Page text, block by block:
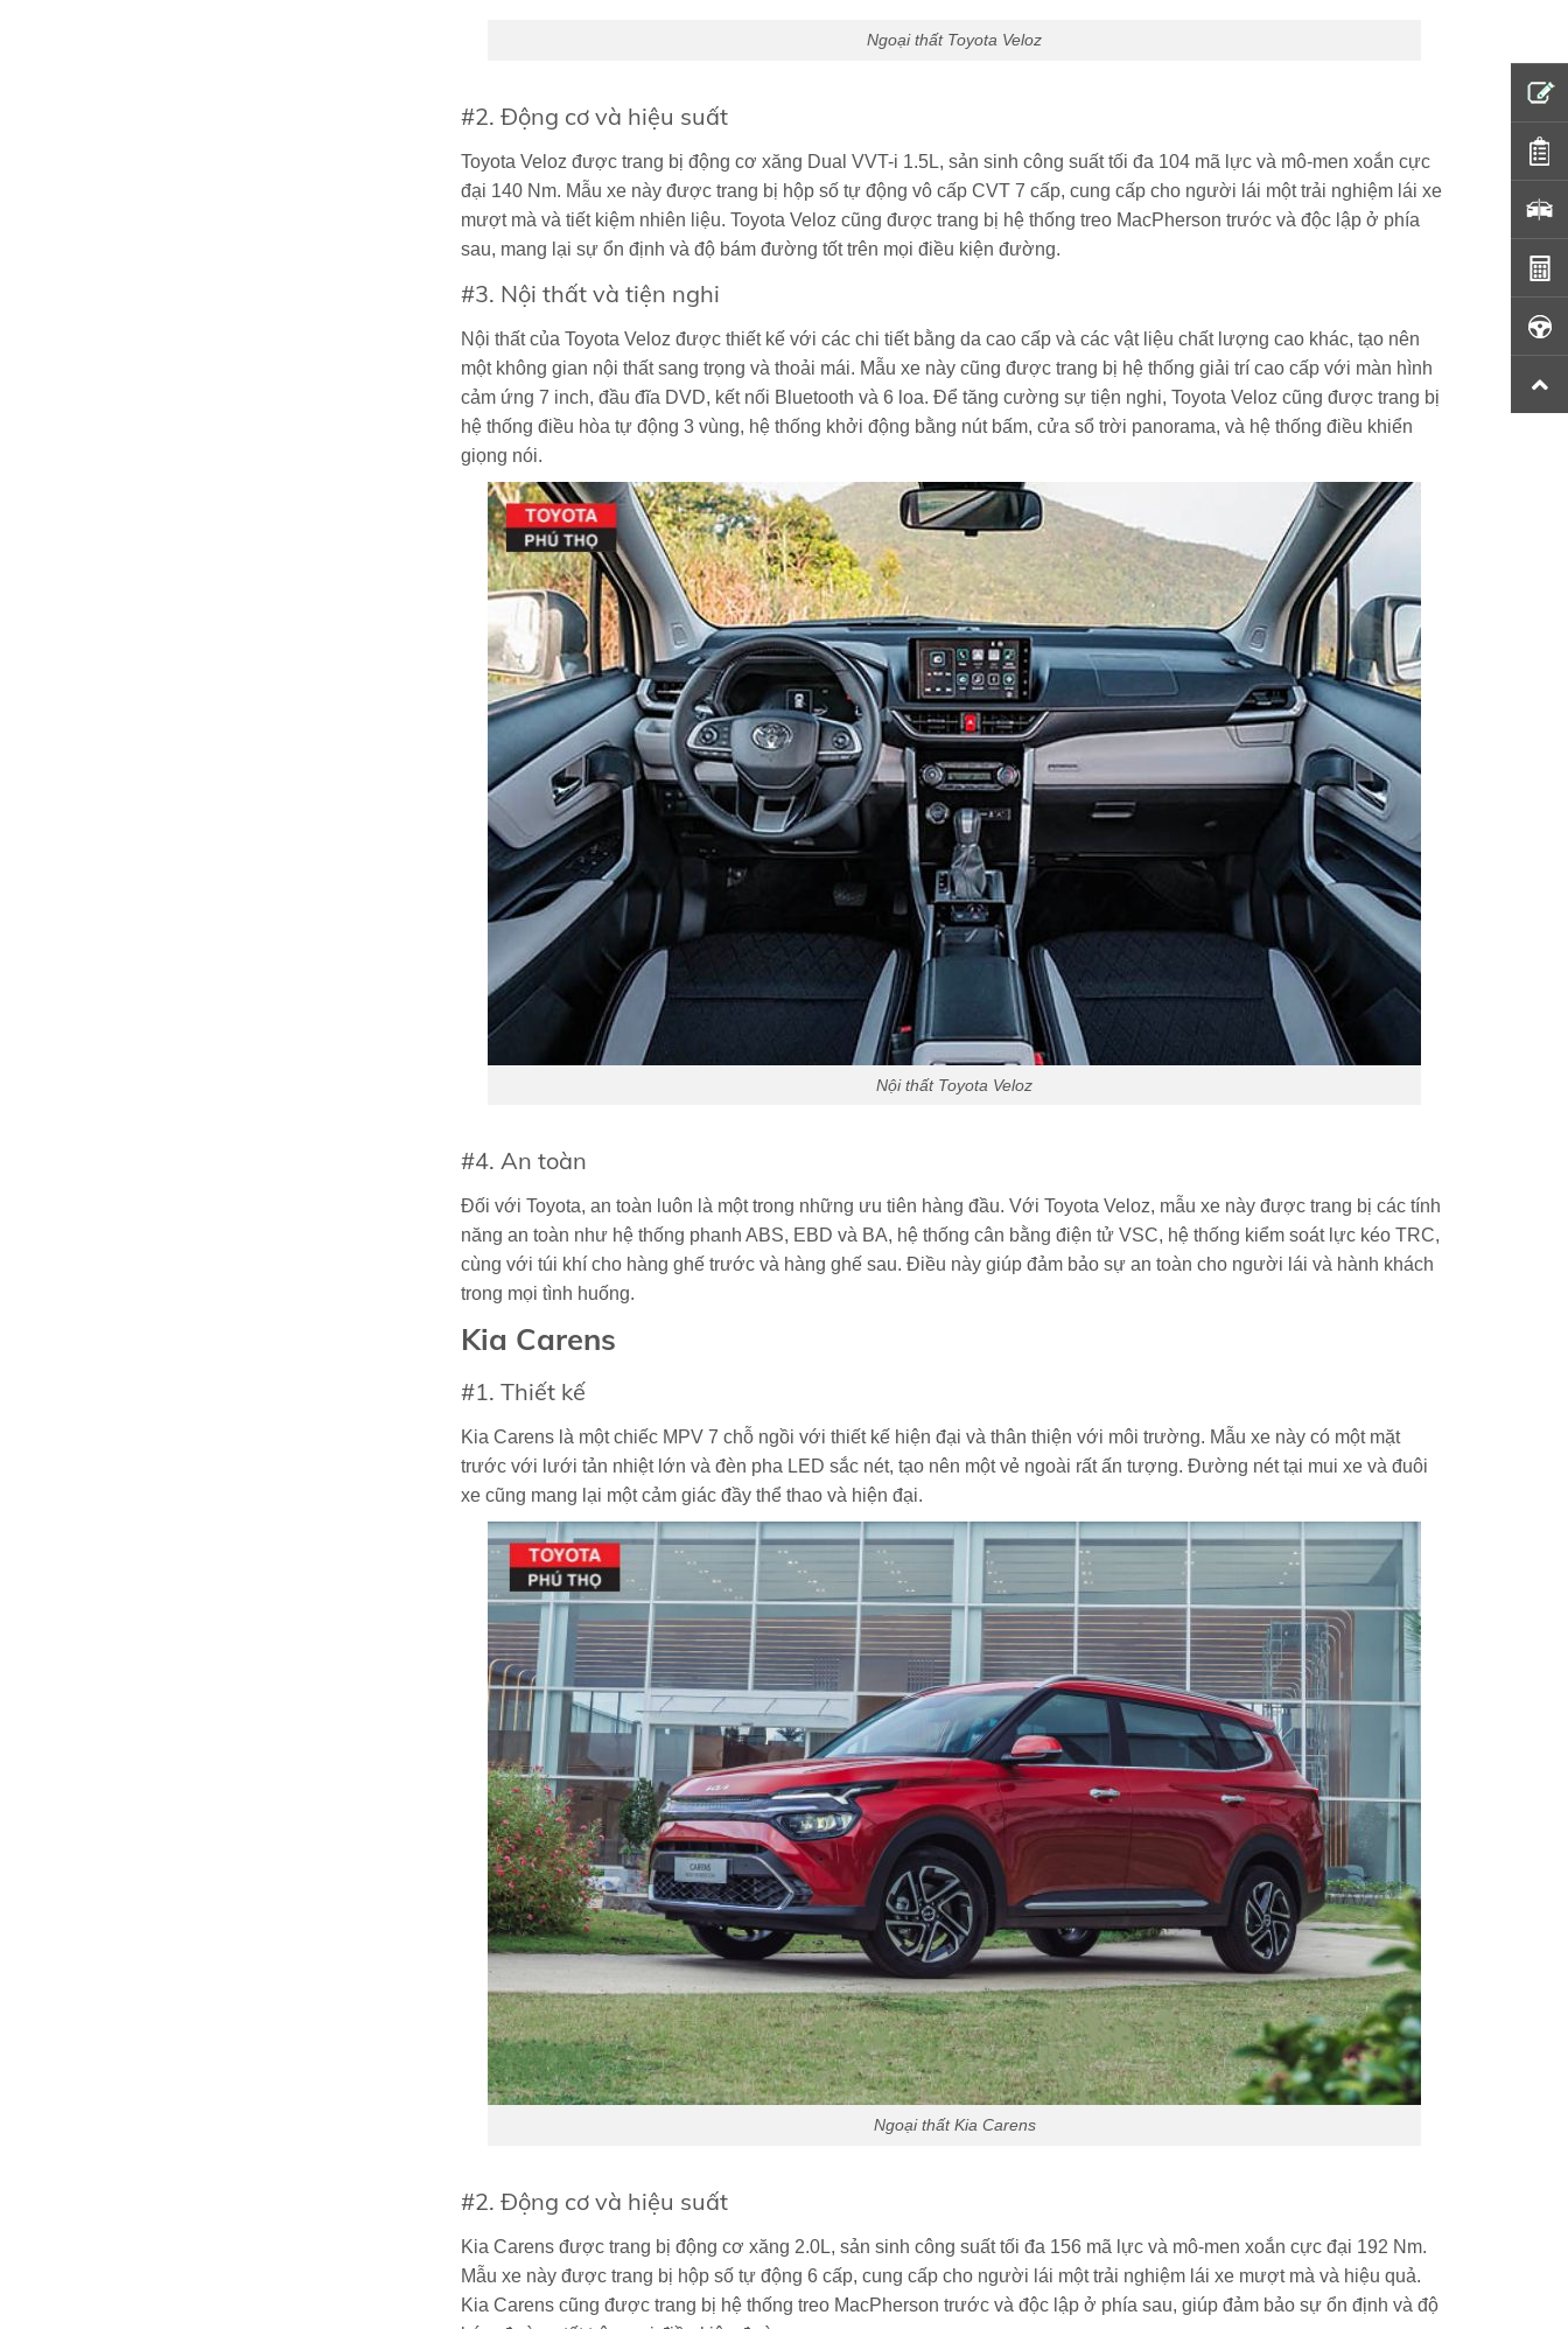
Ngoại thất Toyota Veloz
#2. Động cơ và hiệu suất
Toyota Veloz được trang bị động cơ xăng Dual VVT-i 1.5L, sản sinh công suất tối đa 104 mã lực và mô-men xoắn cực
đại 140 Nm. Mẫu xe này được trang bị hộp số tự động vô cấp CVT 7 cấp, cung cấp cho người lái một trải nghiệm lái xe
mượt mà và tiết kiệm nhiên liệu. Toyota Veloz cũng được trang bị hệ thống treo MacPherson trước và độc lập ở phía
sau, mang lại sự ổn định và độ bám đường tốt trên mọi điều kiện đường.
#3. Nội thất và tiện nghi
Nội thất của Toyota Veloz được thiết kế với các chi tiết bằng da cao cấp và các vật liệu chất lượng cao khác, tạo nên
một không gian nội thất sang trọng và thoải mái. Mẫu xe này cũng được trang bị hệ thống giải trí cao cấp với màn hình
cảm ứng 7 inch, đầu đĩa DVD, kết nối Bluetooth và 6 loa. Để tăng cường sự tiện nghi, Toyota Veloz cũng được trang bị
hệ thống điều hòa tự động 3 vùng, hệ thống khởi động bằng nút bấm, cửa sổ trời panorama, và hệ thống điều khiển
giọng nói.
Nội thất Toyota Veloz
#4. An toàn
Đối với Toyota, an toàn luôn là một trong những ưu tiên hàng đầu. Với Toyota Veloz, mẫu xe này được trang bị các tính
năng an toàn như hệ thống phanh ABS, EBD và BA, hệ thống cân bằng điện tử VSC, hệ thống kiểm soát lực kéo TRC,
cùng với túi khí cho hàng ghế trước và hàng ghế sau. Điều này giúp đảm bảo sự an toàn cho người lái và hành khách
trong mọi tình huống.
Kia Carens
#1. Thiết kế
Kia Carens là một chiếc MPV 7 chỗ ngồi với thiết kế hiện đại và thân thiện với môi trường. Mẫu xe này có một mặt
trước với lưới tản nhiệt lớn và đèn pha LED sắc nét, tạo nên một vẻ ngoài rất ấn tượng. Đường nét tại mui xe và đuôi
xe cũng mang lại một cảm giác đầy thể thao và hiện đại.
Ngoại thất Kia Carens
#2. Động cơ và hiệu suất
Kia Carens được trang bị động cơ xăng 2.0L, sản sinh công suất tối đa 156 mã lực và mô-men xoắn cực đại 192 Nm.
Mẫu xe này được trang bị hộp số tự động 6 cấp, cung cấp cho người lái một trải nghiệm lái xe mượt mà và hiệu quả.
Kia Carens cũng được trang bị hệ thống treo MacPherson trước và độc lập ở phía sau, giúp đảm bảo sự ổn định và độ